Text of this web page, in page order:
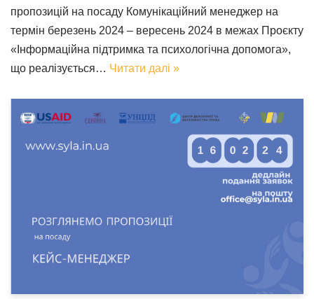
пропозицій на посаду Комунікаційний менеджер на
термін березень 2024 – вересень 2024 в межах Проєкту
«Інформаційна підтримка та психологічна допомога»,
що реалізується… Читати далі »